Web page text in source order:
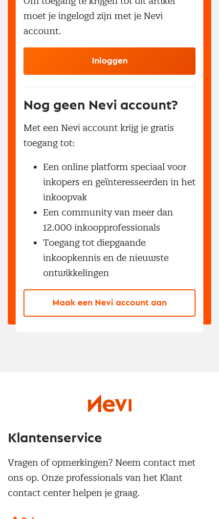
moet je ingelogd zijn met je Nevi
account.
Inloggen
Nog geen Nevi account?
Met een Nevi account krijg je gratis
toegang tot:
Een online platform speciaal voor
inkopers en geïnteresseerden in het
inkoopvak
Een community van meer dan
12.000 inkoopprofessionals
Toegang tot diepgaande
inkoopkennis en de nieuwste
ontwikkelingen
Maak een Nevi account aan
Klantenservice
Vragen of opmerkingen? Neem contact met
ons op. Onze professionals van het Klant
contact center helpen je graag.